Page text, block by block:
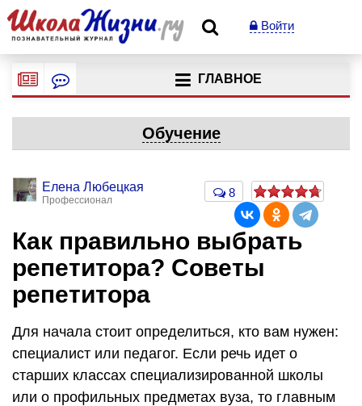
Войти
ГЛАВНОЕ
Обучение
Елена Любецкая
Профессионал
8
Как правильно выбрать
репетитора? Советы
репетитора
Для начала стоит определиться, кто вам нужен:
специалист или педагог. Если речь идет о
старших классах специализированной школы
или о профильных предметах вуза, то главным